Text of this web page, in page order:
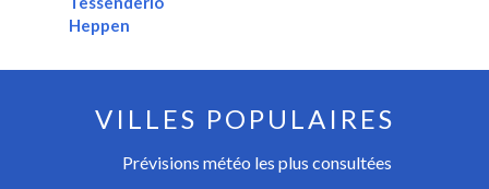
Heppen
VILLES POPULAIRES
Prévisions météo les plus consultées